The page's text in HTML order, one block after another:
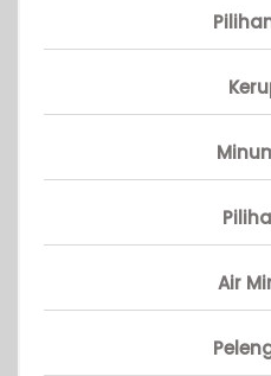
Air